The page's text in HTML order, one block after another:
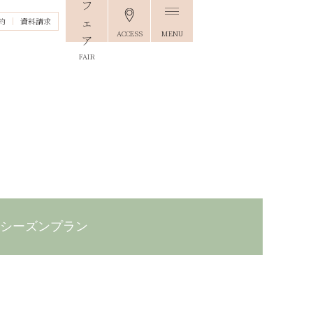
資料請求
FAIR
ACCESS MENU
ーズンプラン